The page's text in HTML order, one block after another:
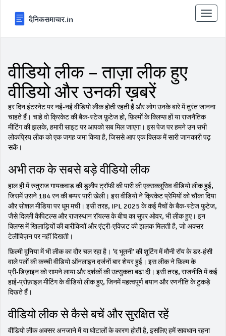
टॉगल
से
वीडियो लीक – ताज़ा लीक हुए
वीडियो और उनकी ख़बरें
हर दिन इंटरनेट पर नई‑नई वीडियो लीक होती रहती हैं और लोग उनके बारे में तुरंत जानना
चाहते हैं। चाहे वो क्रिकेट की बैक‑स्टेज फ़ुटेज हो, फ़िल्मों के क्लिप्स हों या राजनैतिक
मीटिंग की झलके, हमारी साइट पर आपको सब मिल जाएगा। इस पेज पर हमने उन सभी
लोकप्रिय लीक को एक जगह जमा किया है, जिससे आप एक क्लिक में सारी जानकारी पढ़
सकें।
अभी तक के सबसे बड़े वीडियो लीक
हाल ही में रुतुराज गायकवाड़ की डुलीप ट्रॉफी की पारी की एक्सक्लूसिव वीडियो लीक हुई,
जिसमें उसने 184 रन की बम्पर पारी खेली। इस वीडियो ने क्रिकेट प्रेमियों को चौंका दिया
और सोशल मीडिया पर धूम मची। इसी तरह, IPL 2025 के कई मैचों के बैक‑स्टेज फुटेज,
जैसे दिल्ली कैपिटल्स और राजस्थान रॉयल्स के बीच का सुपर ओवर, भी लीक हुए। इन
क्लिप्स में खिलाड़ियों की बारीकियों और एंट्री‑एक्ज़िट की झलक मिलती है, जो अक्सर
टेलीविज़न पर नहीं दिखती।
फ़िल्मी दुनिया में भी लीक का दौर चल रहा है। ‘द भूतनी’ की शूटिंग में मौनी रॉय के डर‑हंसी
वाले पलों की कच्ची वीडियो ऑनलाइन दर्जनों बार शेयर हुई। इस लीक ने फ़िल्म के
प्री‑डिज़ाइन को सामने लाया और दर्शकों की उत्सुकता बढ़ा दी। इसी तरह, राजनीति में कई
हाई‑प्रोफ़ाइल मीटिंग के वीडियो लीक हुए, जिनमें महत्वपूर्ण बयान और रणनीति के टुकड़े
दिखते हैं।
वीडियो लीक से कैसे बचें और सुरक्षित रहें
वीडियो लीक अक्सर अनजाने में या घोटालों के कारण होती है, इसलिए हमें सावधान रहना